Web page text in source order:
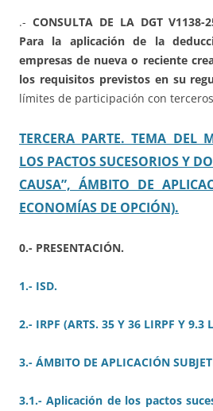
.- CONSULTA DE LA DGT V1138-
Para la aplicación de la
empresas de nueva o reciente
los requisitos previstos en su
límites de participación con terceros
TERCERA PARTE. TEMA DEL
LOS PACTOS SUCESORIOS Y
CAUSA”, ÁMBITO DE
ECONOMÍAS DE OPCIÓN).
0.- PRESENTACIÓN.
1.- ISD.
2.- IRPF (ARTS. 35 Y 36 LIRPF Y 9.3
3.- ÁMBITO DE APLICACIÓN
3.1.- Aplicación de los pactos